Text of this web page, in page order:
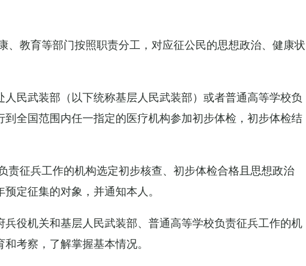
、教育等部门按照职责分工，对应征公民的思想政治、健康状
民武装部（以下统称基层人民武装部）或者普通高等学校负
全国范围内任一指定的医疗机构参加初步体检，初步体检结
责征兵工作的机构选定初步核查、初步体检合格且思想政治
定征集的对象，并通知本人。
役机关和基层人民武装部、普通高等学校负责征兵工作的机
考察，了解掌握基本情况。